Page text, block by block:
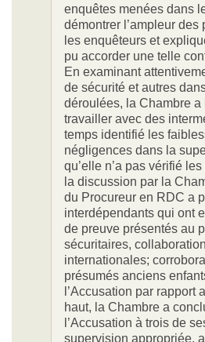
enquêtes menées dans
démontrer l’ampleur
les enquêteurs et
pu accorder une telle
En examinant
de sécurité et autres
déroulées, la Chambre
travailler avec des
temps identifié les
négligences dans la
qu’elle n’a pas vérifié
la discussion par la
du Procureur en RDC a
interdépendants qui ont
de preuve présentés au
sécuritaires,
internationales;
présumés anciens
l’Accusation par rapport
haut, la Chambre a
l’Accusation à trois de
supervision appropriée,